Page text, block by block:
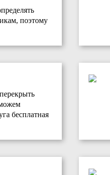
поэтому
бесплатная